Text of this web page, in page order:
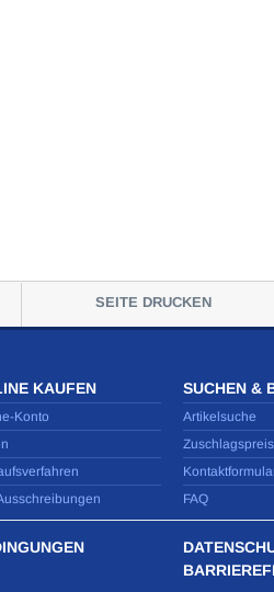
SEITE DRUCKEN
KAUFEN
Konto
SUCHEN &
Artikelsuche
FAQ